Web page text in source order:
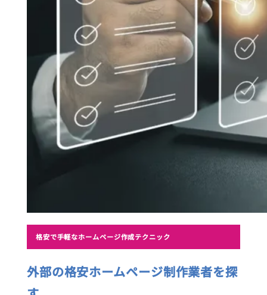
格安で手軽なホームページ作成テクニック
外部の格安ホームページ制作業者を探